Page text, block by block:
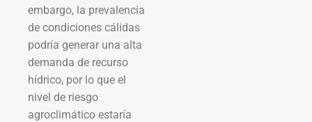
embargo, la prevalencia
de condiciones cálidas
podría generar una alta
demanda de recurso
hídrico, por lo que el
nivel de riesgo
agroclimático estaría